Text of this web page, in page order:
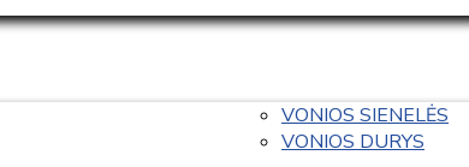
VONIOS SIENELĖS
VONIOS DURYS